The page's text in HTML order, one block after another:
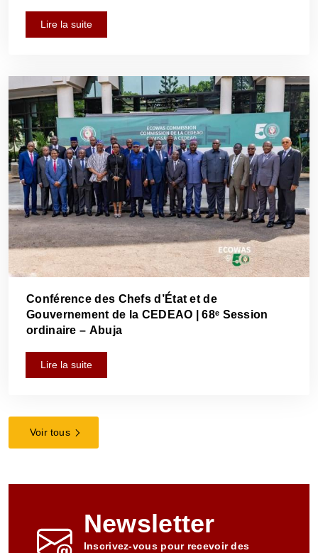
Lire la suite
Conférence des Chefs d’État et de
Gouvernement de la CEDEAO | 68ᵉ Session
ordinaire – Abuja
Lire la suite
Voir tous
Newsletter
Inscrivez-vous pour recevoir des